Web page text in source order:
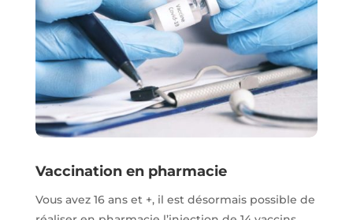
Vaccination en pharmacie
Vous avez 16 ans et +, il est désormais possible de